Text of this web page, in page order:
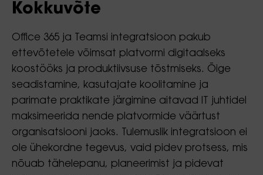
Kokkuvõte
Office 365 ja Teamsi integratsioon pakub
ettevõtetele võimsat platvormi digitaalseks
koostööks ja produktiivsuse tõstmiseks. Õige
seadistamine, kasutajate koolitamine ja
parimate praktikate järgimine aitavad IT juhtidel
maksimeerida nende platvormide väärtust
organisatsiooni jaoks. Tulemuslik integratsioon ei
ole ühekordne tegevus, vaid pidev protsess, mis
nõuab tähelepanu, planeerimist ja pidevat